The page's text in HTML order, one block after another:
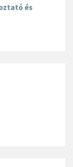
és